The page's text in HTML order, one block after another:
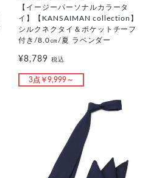
【イージーパーソナルカラータ
イ】【KANSAIMAN collection】
シルクネクタイ＆ポケットチーフ
付き/8.0㎝/夏 ラベンダー
¥8,789 税込
3点￥9,999～